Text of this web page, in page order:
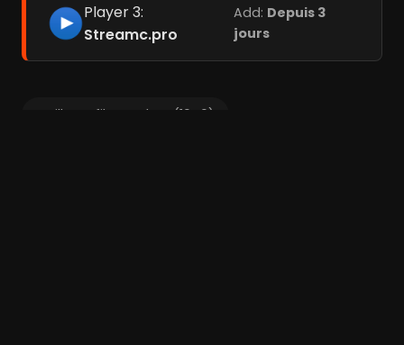
Player 3:
Streamc.pro
Add: Depuis 3
jours
Meilleurs films cultes (1040)